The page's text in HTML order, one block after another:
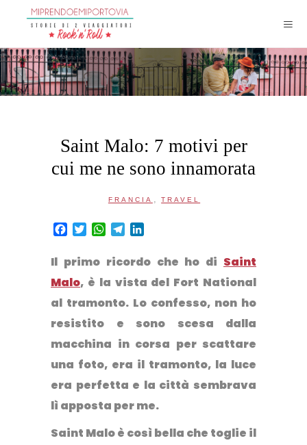
Saint Malo: 7 motivi per
cui me ne sono innamorata
FRANCIA , TRAVEL
Facebook
TwitterWhatsApp
Telegram
Il primo ricordo che ho di Saint
Malo, è la vista del Fort National
al tramonto. Lo confesso, non ho
resistito e sono scesa dalla
macchina in corsa per scattare
una foto, era il tramonto, la luce
era perfetta e la città sembrava
lì apposta per me.
Saint Malo è così bella che toglie il